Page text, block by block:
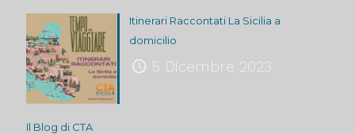
Itinerari Raccontati La Sicilia a
domicilio
5 Dicembre 2023
Il Blog di CTA